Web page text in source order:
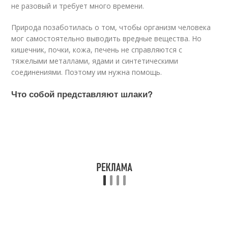
не разовый и требует много времени.
Природа позаботилась о том, чтобы организм человека
мог самостоятельно выводить вредные вещества. Но
кишечник, почки, кожа, печень не справляются с
тяжелыми металлами, ядами и синтетическими
соединениями. Поэтому им нужна помощь.
Что собой представляют шлаки?